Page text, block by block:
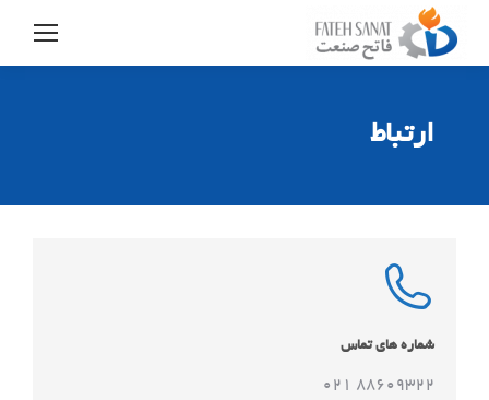
ارتباط
شماره های تماس
88609322 021